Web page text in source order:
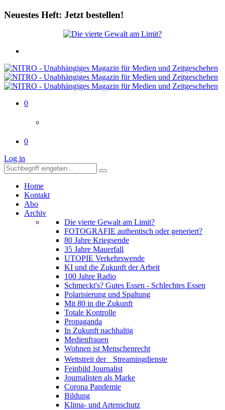
Neuestes Heft: Jetzt bestellen!
0
0
Log in
Home
Kontakt
Abo
Archiv
Die vierte Gewalt am Limit?
FOTOGRAFIE authentisch oder generiert?
80 Jahre Kriegsende
35 Jahre Mauerfall
UTOPIE Verkehrswende
KI und die Zukunft der Arbeit
100 Jahre Radio
Schmeckt's? Gutes Essen - Schlechtes Essen
Polarisierung und Spaltung
Mit 80 in die Zukunft
Totale Kontrolle
Propaganda
In Zukunft nachhaltig
Medienfrauen
Wohnen ist Menschenrecht
Wettstreit der Streamingdienste
Feinbild Journalist
Journalisten als Marke
Corona Pandemie
Bildung
Klima- und Artenschutz